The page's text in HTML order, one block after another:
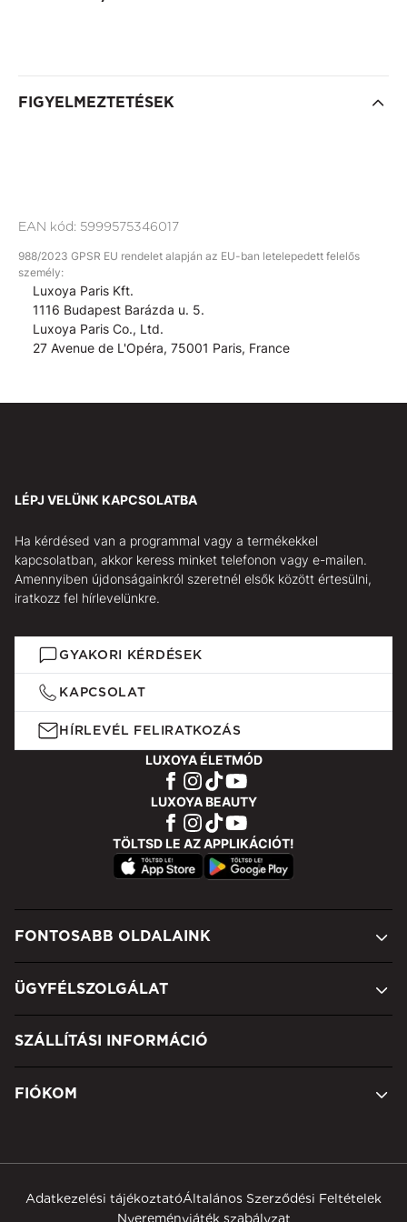
FIGYELMEZTETÉSEK
EAN kód: 5999575346017
988/2023 GPSR EU rendelet alapján az EU-ban letelepedett felelős
személy:
Luxoya Paris Kft.
1116 Budapest Barázda u. 5.
Luxoya Paris Co., Ltd.
27 Avenue de L'Opéra, 75001 Paris, France
LÉPJ VELÜNK KAPCSOLATBA
Ha kérdésed van a programmal vagy a termékekkel
kapcsolatban, akkor keress minket telefonon vagy e-mailen.
Amennyiben újdonságainkról szeretnél elsők között értesülni,
iratkozz fel hírlevelünkre.
GYAKORI KÉRDÉSEK
KAPCSOLAT
HÍRLEVÉL FELIRATKOZÁS
LUXOYA ÉLETMÓD
LUXOYA BEAUTY
TÖLTSD LE AZ APPLIKÁCIÓT!
FONTOSABB OLDALAINK
ÜGYFÉLSZOLGÁLAT
SZÁLLÍTÁSI INFORMÁCIÓ
FIÓKOM
Adatkezelési tájékoztatóÁltalános Szerződési Feltételek
Nyereményjáték szabályzat